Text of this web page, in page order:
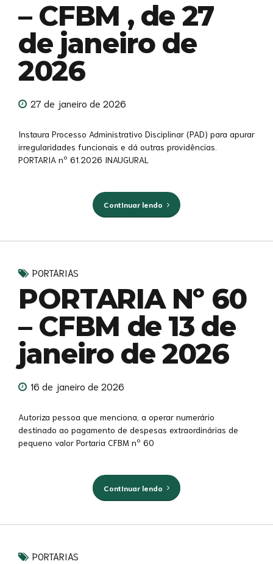
– CFBM , de 27
de janeiro de
2026
27 de janeiro de 2026
Instaura Processo Administrativo Disciplinar (PAD) para apurar
irregularidades funcionais e dá outras providências.
PORTARIA nº 61.2026 INAUGURAL
Continuar lendo
PORTARIAS
PORTARIA Nº 60
– CFBM de 13 de
janeiro de 2026
16 de janeiro de 2026
Autoriza pessoa que menciona, a operar numerário
destinado ao pagamento de despesas extraordinárias de
pequeno valor Portaria CFBM nº 60
Continuar lendo
PORTARIAS